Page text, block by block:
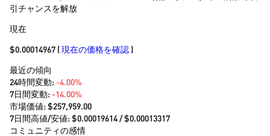
引チャンスを解放
現在
$0.00014967 (現在の価格を確認 )
最近の傾向
24時間変動: -4.00%
7日間変動: -14.00%
市場価値:$257,959.00
7日間高値/安値: $0.00019614/ $0.00013317
コミュニティの感情